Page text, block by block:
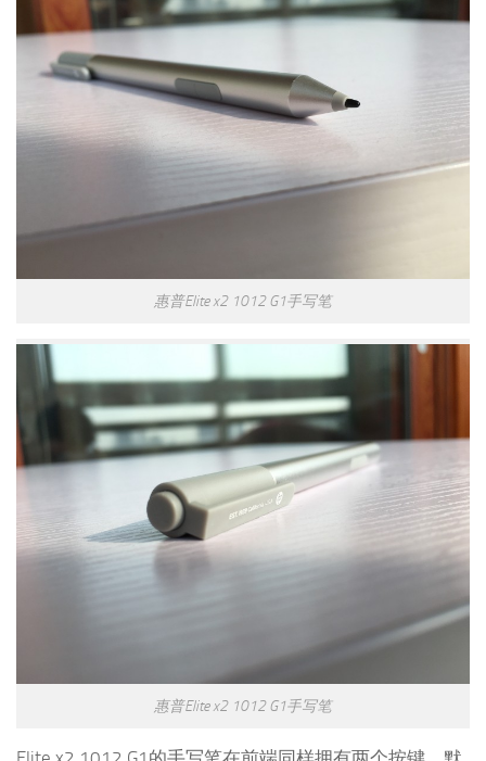
惠普Elite x2 1012 G1手写笔
惠普Elite x2 1012 G1手写笔